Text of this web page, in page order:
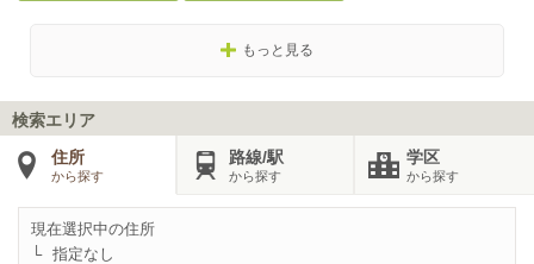
もっと見る
検索エリア
住所
から探す
路線/駅
から探す
学区
から探す
現在選択中の住所
指定なし